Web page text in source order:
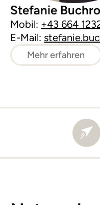
Stefanie
Mobil: +43 664
E-Mail:
Mehr erfahren